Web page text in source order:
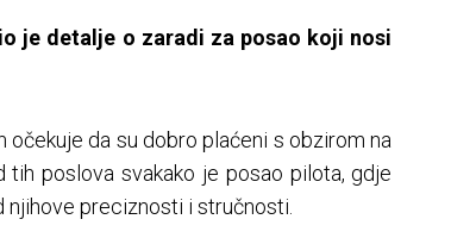
je detalje o zaradi za posao koji nosi
da su dobro plaćeni s obzirom na
poslova svakako je posao pilota, gdje
preciznosti i stručnosti.